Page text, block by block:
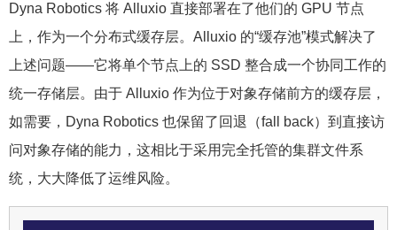
Dyna Robotics 将 Alluxio 直接部署在了他们的 GPU 节点
上，作为一个分布式缓存层。Alluxio 的“缓存池”模式解决了
上述问题——它将单个节点上的 SSD 整合成一个协同工作的
统一存储层。由于 Alluxio 作为位于对象存储前方的缓存层，
如需要，Dyna Robotics 也保留了回退（fall back）到直接访
问对象存储的能力，这相比于采用完全托管的集群文件系
统，大大降低了运维风险。